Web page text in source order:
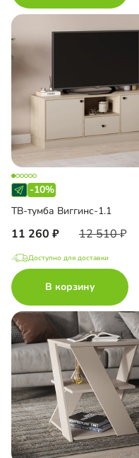
-10%
ТВ-тумба Виггинс-1.1
11 260 12 510
Доступно для доставки
В корзину